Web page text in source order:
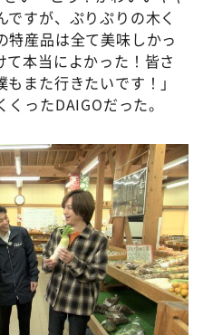
すが、ぷりぷりの木く
特産品は全て美味しかっ
本当によかった！皆さ
また行きたいです！」
ったDAIGOだった。